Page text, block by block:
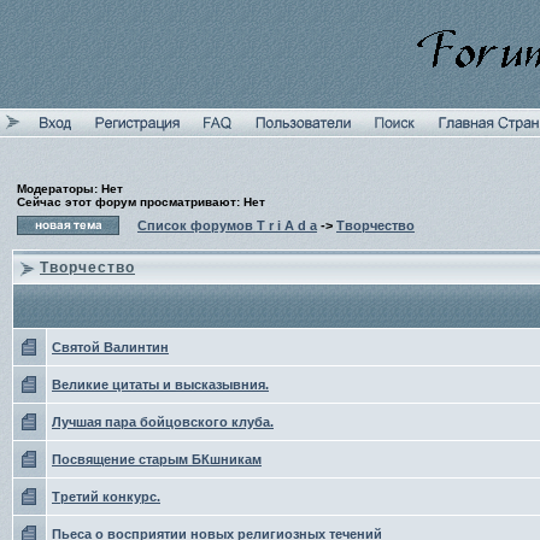
Модераторы: Нет
Сейчас этот форум просматривают: Нет
Список форумов T r i A d a -> Творчество
Творчество
Святой Валинтин
Великие цитаты и высказывния.
Лучшая пара бойцовского клуба.
Посвящение старым БКшникам
Третий конкурс.
Пьеса о восприятии новых религиозных течений